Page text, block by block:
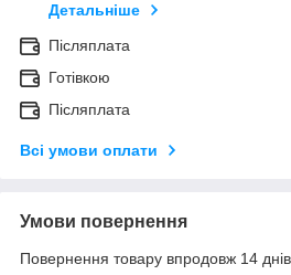
Детальніше
Післяплата
Готівкою
Післяплата
Всі умови оплати
Умови повернення
Повернення товару впродовж 14